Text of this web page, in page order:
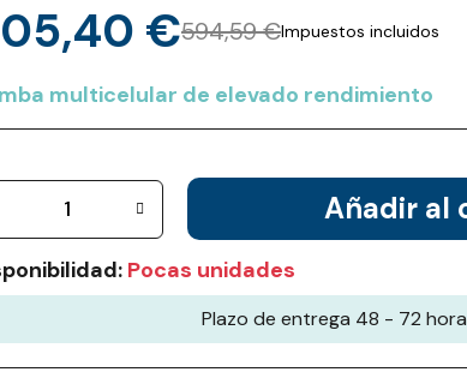
594,59 €
€ Impuestos incluidos
multicelular de elevado rendimiento
Añadir al
Pocas unidades
Plazo de entrega 48 - 72